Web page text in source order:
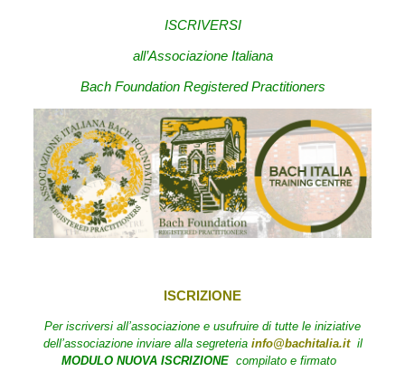
ISCRIVERSI
all’Associazione Italiana
Bach Foundation Registered Practitioners
ISCRIZIONE
Per iscriversi all’associazione e usufruire di tutte le iniziative
dell’associazione inviare alla segreteria info@bachitalia.it il
MODULO NUOVA ISCRIZIONE compilato e firmato